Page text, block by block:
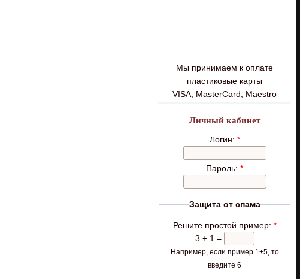
Мы принимаем к оплате
пластиковые карты
VISA, MasterCard, Maestro
Личный кабинет
Логин: *
Пароль: *
Защита от спама
Решите простой пример: *
3 + 1 =
Например, если пример 1+5, то
введите 6